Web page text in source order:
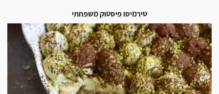
טירמיסו פיסטוק משפחתי